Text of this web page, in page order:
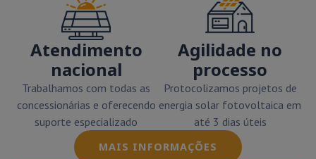
Atendimento
nacional
Trabalhamos com todas as
concessionárias e oferecendo
suporte especializado
Agilidade no
processo
Protocolizamos projetos de
energia solar fotovoltaica em
até 3 dias úteis
MAIS INFORMAÇÕES